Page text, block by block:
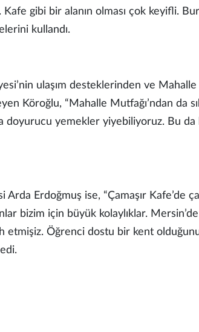
gibi bir alanın olması çok keyifli.
kullandı.
ulaşım desteklerinden ve Mahalle
Köroğlu, “Mahalle Mutfağı’ndan da
doyurucu yemekler yiyebiliyoruz. Bu da
Erdoğmuş ise, “Çamaşır Kafe’de
bizim için büyük kolaylıklar.
etmişiz. Öğrenci dostu bir kent